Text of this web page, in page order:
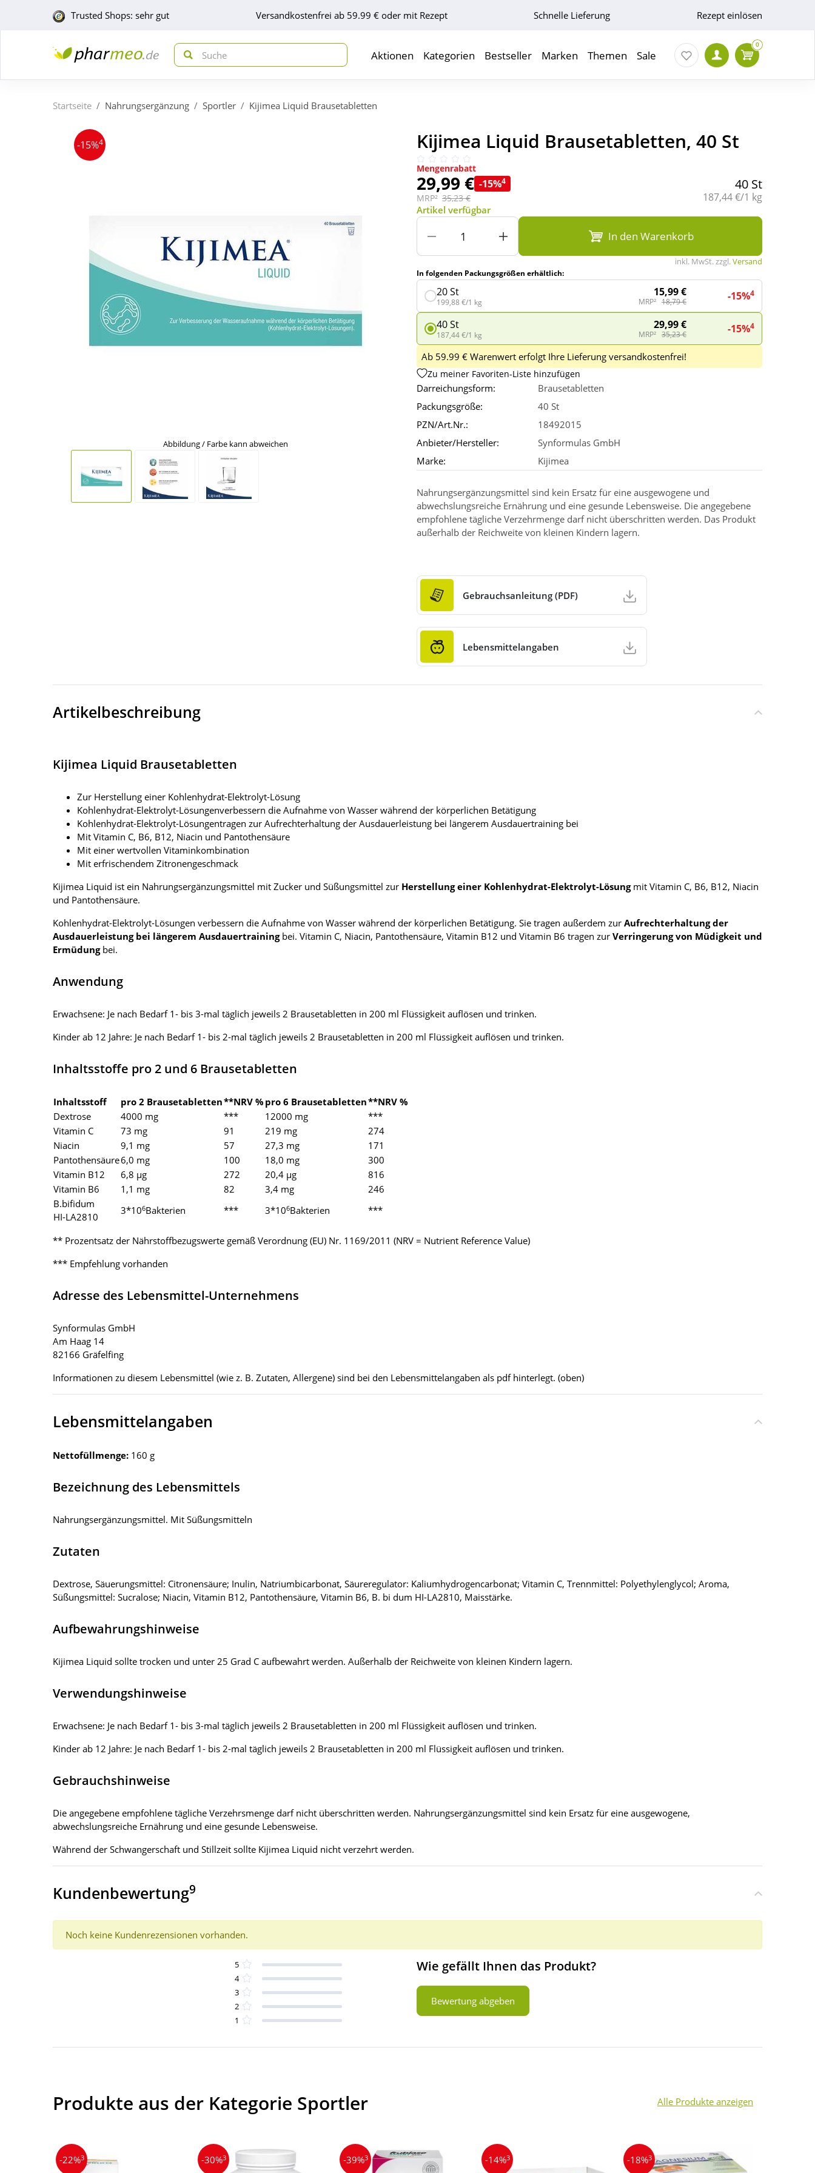
Trusted Shops: sehr gut Versandkostenfrei ab 59.99 € oder mit Rezept Schnelle Lieferung Rezept einlösen
Aktionen Kategorien Bestseller Marken Themen Sale
0
Startseite Nahrungsergänzung Sportler Kijimea Liquid Brausetabletten
-15%4
Abbildung / Farbe kann abweichen
Kijimea Liquid Brausetabletten, 40 St
Mengenrabatt
29,99 € -15%4
MRP² 35,23 €
40 St
Grundpreis:
187,44 €/1 kg
Artikel verfügbar
In den Warenkorb
inkl. MwSt. zzgl.Versand
In folgenden Packungsgrößen erhältlich:
20 St
199,88 €/1 kg
15,99 €
MRP² 18,79 € -15%4
40 St
187,44 €/1 kg
29,99 €
MRP² 35,23 € -15%4
Ab 59.99 € Warenwert erfolgt Ihre Lieferung versandkostenfrei!
Zu meiner Favoriten-Liste hinzufügen
Darreichungsform:
Brausetabletten
Packungsgröße:
40 St
PZN/Art.Nr.:
18492015
Anbieter/Hersteller:
Synformulas GmbH
Marke:
Kijimea
Nahrungsergänzungsmittel sind kein Ersatz für eine ausgewogene und
abwechslungsreiche Ernährung und eine gesunde Lebensweise. Die angegebene
empfohlene tägliche Verzehrmenge darf nicht überschritten werden. Das Produkt
außerhalb der Reichweite von kleinen Kindern lagern.
Gebrauchsanleitung (PDF)
Lebensmittelangaben
Artikelbeschreibung
Kijimea Liquid Brausetabletten
Zur Herstellung einer Kohlenhydrat-Elektrolyt-Lösung
Kohlenhydrat-Elektrolyt-Lösungenverbessern die Aufnahme von Wasser während der körperlichen Betätigung
Kohlenhydrat-Elektrolyt-Lösungentragen zur Aufrechterhaltung der Ausdauerleistung bei längerem Ausdauertraining bei
Mit Vitamin C, B6, B12, Niacin und Pantothensäure
Mit einer wertvollen Vitaminkombination
Mit erfrischendem Zitronengeschmack
Kijimea Liquid ist ein Nahrungsergänzungsmittel mit Zucker und Süßungsmittel zur Herstellung einer Kohlenhydrat-Elektrolyt-Lösungmit Vitamin C, B6, B12, Niacin
und Pantothensäure.
Kohlenhydrat-Elektrolyt-Lösungen verbessern die Aufnahme von Wasser während der körperlichen Betätigung. Sie tragen außerdem zur Aufrechterhaltung der
Ausdauerleistung bei längerem Ausdauertrainingbei. Vitamin C, Niacin, Pantothensäure, Vitamin B12 und Vitamin B6 tragen zur Verringerung von Müdigkeit und
Ermüdungbei.
Anwendung
Erwachsene: Je nach Bedarf 1- bis 3-mal täglich jeweils 2 Brausetabletten in 200 ml Flüssigkeit auflösen und trinken.
Kinder ab 12 Jahre: Je nach Bedarf 1- bis 2-mal täglich jeweils 2 Brausetabletten in 200 ml Flüssigkeit auflösen und trinken.
Inhaltsstoffe pro 2 und 6 Brausetabletten
Inhaltsstoff pro 2 Brausetabletten**NRV % pro 6 Brausetabletten**NRV %
Dextrose
4000 mg *** 12000 mg
***
Vitamin C
73 mg 91 219 mg
274
Niacin
9,1 mg 57 27,3 mg
171
Pantothensäure6,0 mg 100 18,0 mg
300
Vitamin B12
6,8 µg 272 20,4 µg
816
Vitamin B6
1,1 mg 82 3,4 mg
246
B.bifidum
HI-LA2810
3*106Bakterien *** 3*106Bakterien ***
** Prozentsatz der Nährstoffbezugswerte gemäß Verordnung (EU) Nr. 1169/2011 (NRV = Nutrient Reference Value)
*** Empfehlung vorhanden
Adresse des Lebensmittel-Unternehmens
Synformulas GmbH
Am Haag 14
82166 Gräfelfing
Informationen zu diesem Lebensmittel (wie z. B. Zutaten, Allergene) sind bei den Lebensmittelangaben als pdf hinterlegt. (oben)
Lebensmittelangaben
Nettofüllmenge: 160 g
Bezeichnung des Lebensmittels
Nahrungsergänzungsmittel. Mit Süßungsmitteln
Zutaten
Dextrose, Säuerungsmittel: Citronensäure; Inulin, Natriumbicarbonat, Säureregulator: Kaliumhydrogencarbonat; Vitamin C, Trennmittel: Polyethylenglycol; Aroma,
Süßungsmittel: Sucralose; Niacin, Vitamin B12, Pantothensäure, Vitamin B6, B. bi dum HI-LA2810, Maisstärke.
Aufbewahrungshinweise
Kijimea Liquid sollte trocken und unter 25 Grad C aufbewahrt werden. Außerhalb der Reichweite von kleinen Kindern lagern.
Verwendungshinweise
Erwachsene: Je nach Bedarf 1- bis 3-mal täglich jeweils 2 Brausetabletten in 200 ml Flüssigkeit auflösen und trinken.
Kinder ab 12 Jahre: Je nach Bedarf 1- bis 2-mal täglich jeweils 2 Brausetabletten in 200 ml Flüssigkeit auflösen und trinken.
Gebrauchshinweise
Die angegebene empfohlene tägliche Verzehrsmenge darf nicht überschritten werden. Nahrungsergänzungsmittel sind kein Ersatz für eine ausgewogene,
abwechslungsreiche Ernährung und eine gesunde Lebensweise.
Während der Schwangerschaft und Stillzeit sollte Kijimea Liquid nicht verzehrt werden.
Kundenbewertung9
Noch keine Kundenrezensionen vorhanden.
5
4
3
2
1
Wie gefällt Ihnen das Produkt?
Bewertung abgeben
Produkte aus der Kategorie Sportler Alle Produkte anzeigen
-22%3 -30%3 -39%3 -14%3 -18%3